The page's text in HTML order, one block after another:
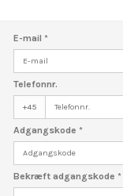
E-mail*
Telefonnr.
+45
Adgangskode*
Bekræft adgangskode*